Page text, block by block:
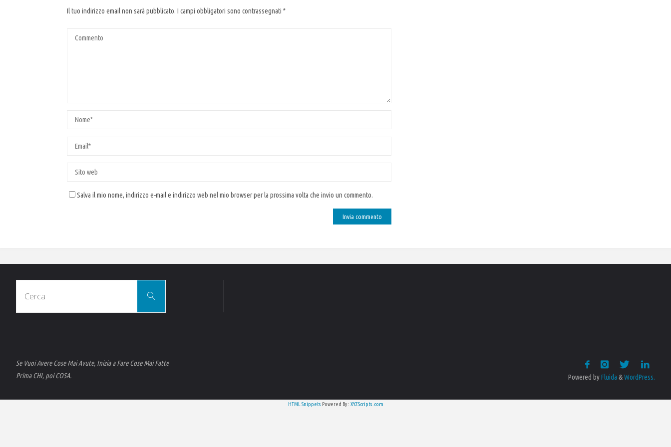
Il tuo indirizzo email non sarà pubblicato. I campi obbligatori sono contrassegnati*
Salva il mio nome, indirizzo e-mail e indirizzo web nel mio browser per la prossima volta che invio un commento.
Cerca
Se Vuoi Avere Cose Mai Avute, Inizia a Fare Cose Mai Fatte
Prima CHI, poi COSA.
Powered byFluida &WordPress.
HTML Snippets Powered By : XYZScripts.com